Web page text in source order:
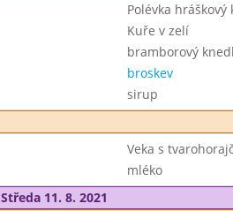
Polévka hráškový
Kuře v zelí
bramborový
broskev
sirup
Veka s
mléko
Středa 11. 8. 2021